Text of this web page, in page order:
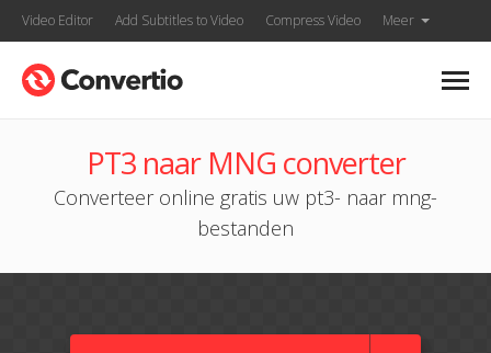
Video Editor Add Subtitles to Video Compress Video Meer
PT3 naar MNG converter
Converteer online gratis uw pt3- naar mng-
bestanden